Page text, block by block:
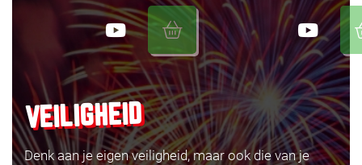
VEILIGHEID
Denk aan je eigen veiligheid, maar ook die van je